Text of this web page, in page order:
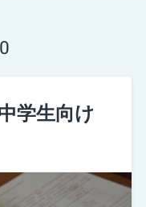
学生向け